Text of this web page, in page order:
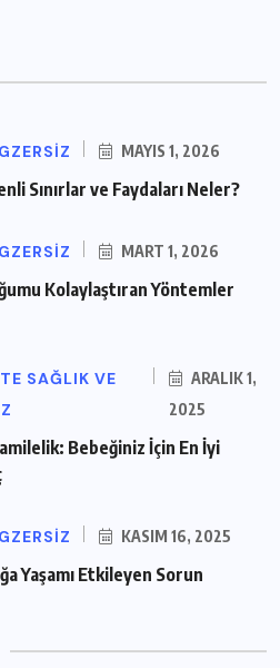
MAYIS 1, 2026
Sınırlar ve Faydaları Neler?
MART 1, 2026
Kolaylaştıran Yöntemler
SAĞLIK VE
ARALIK 1,
2025
Bebeğiniz İçin En İyi
KASIM 16, 2025
Yaşamı Etkileyen Sorun